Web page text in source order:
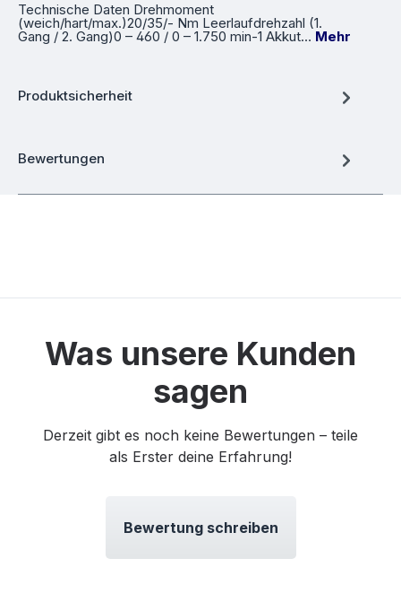
Technische Daten Drehmoment
(weich/hart/max.)20/35/- Nm Leerlaufdrehzahl (1.
Gang / 2. Gang)0 – 460 / 0 – 1.750 min-1 Akkut… Mehr
Produktsicherheit
Bewertungen
Was unsere Kunden
sagen
Derzeit gibt es noch keine Bewertungen – teile
als Erster deine Erfahrung!
Bewertung schreiben